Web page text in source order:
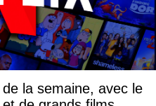
la semaine, avec le